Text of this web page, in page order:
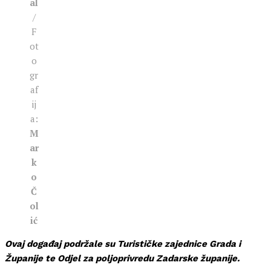
al
/
F
ot
o
gr
af
ij
a:
M
ar
k
o
Č
ol
ić
Ovaj događaj podržale su Turističke zajednice Grada i
Županije te Odjel za poljoprivredu Zadarske županije.